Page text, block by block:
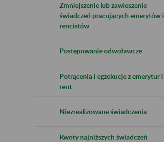
Zmniejszenie lub zawieszenie
świadczeń pracujących emerytów i
rencistów
Postępowanie odwoławcze
Potrącenia i egzekucje z emerytur i
rent
Niezrealizowane świadczenia
Kwoty najniższych świadczeń